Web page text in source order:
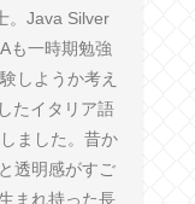
。Java Silver
も一時期勉強
しようか考え
たイタリア語
ました。昔か
透明感がすご
まれ持った長